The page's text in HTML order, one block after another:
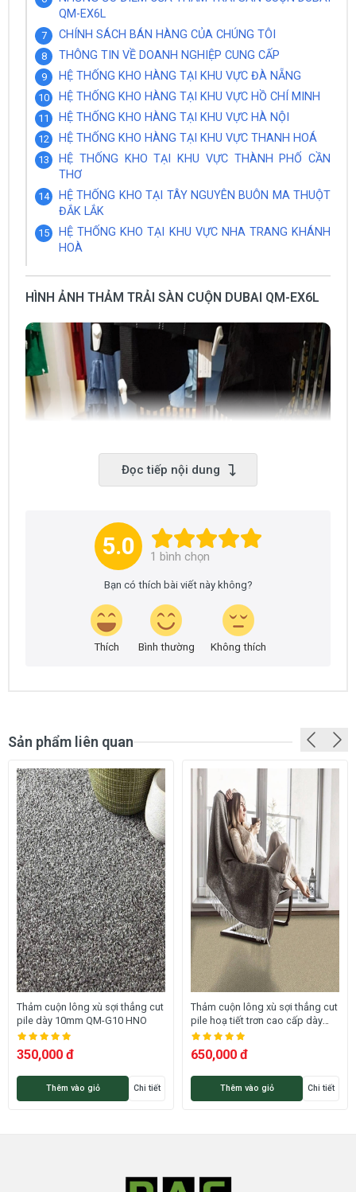
QM-EX6L
CHÍNH SÁCH BÁN HÀNG CỦA CHÚNG TÔI
THÔNG TIN VỀ DOANH NGHIỆP CUNG CẤP
HỆ THỐNG KHO HÀNG TẠI KHU VỰC ĐÀ NẴNG
HỆ THỐNG KHO HÀNG TẠI KHU VỰC HỒ CHÍ MINH
HỆ THỐNG KHO HÀNG TẠI KHU VỰC HÀ NỘI
HỆ THỐNG KHO HÀNG TẠI KHU VỰC THANH HOÁ
HỆ THỐNG KHO TẠI KHU VỰC THÀNH PHỐ CẦN
THƠ
HỆ THỐNG KHO TẠI TÂY NGUYÊN BUÔN MA THUỘT
ĐẮK LẮK
HỆ THỐNG KHO TẠI KHU VỰC NHA TRANG KHÁNH
HOÀ
HÌNH ẢNH THẢM TRẢI SÀN CUỘN DUBAI QM-EX6L
Đọc tiếp nội dung
5.0 1 bình chọn
Bạn có thích bài viết này không?
Thích Bình thường Không thích
Sản phẩm liên quan
Thảm cuộn lông xù sợi thẳng cut
pile dày 10mm QM-G10 HNO
350,000 đ
Thêm vào giỏ Chi tiết
Thảm cuộn lông xù sợi thẳng cut
pile hoạ tiết trơn cao cấp dày
12mm QM-CA6H HNO
650,000 đ
Thêm vào giỏ Chi tiết